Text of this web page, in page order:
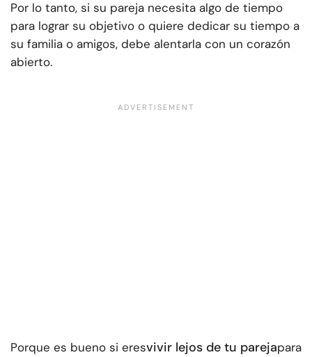
Por lo tanto, si su pareja necesita algo de tiempo
para lograr su objetivo o quiere dedicar su tiempo a
su familia o amigos, debe alentarla con un corazón
abierto.
Porque es bueno si eresvivir lejos de tu parejapara